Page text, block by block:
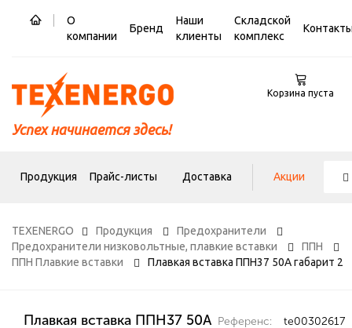
О
компании
Бренд
Наши
клиенты
Складской
комплекс
Успех начинается здесь!
Корзина пуста
Продукция Прайс-листы Доставка Акции
TEXENERGO Продукция
Предохранители
Предохранители низковольтные, плавкие вставки
ППН
ППН Плавкие вставки
Плавкая вставка ППН37 50А габарит 2
Плавкая вставка ППН37 50А Референс: te00302617